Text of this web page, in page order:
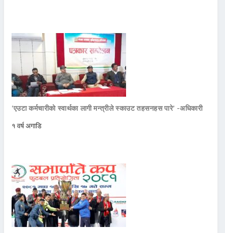
‘एउटा कर्मचारीको स्वार्थका लागी मन्त्रीले स्काउट तहसनहस पारे’ -अधिकारी
१ वर्ष अगाडि